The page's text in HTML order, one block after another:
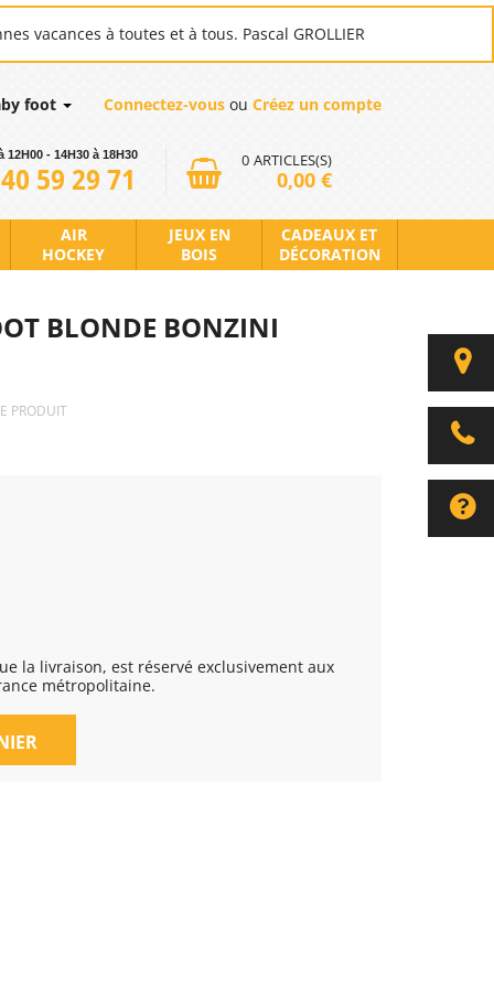
vacances à toutes et à tous. Pascal GROLLIER
foot Connectez-vous ou Créez un compte
12H00 - 14H30 à 18H30
59 29 71 0 ARTICLES(S)
0,00 €
AIR
HOCKEY
JEUX EN
BOIS
CADEAUX ET
DÉCORATION
BLONDE BONZINI
PRODUIT
métropolitaine.